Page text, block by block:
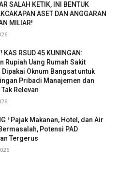
SALAH KETIK, INI BENTUK
ASET DAN ANGGARAN
MILIAR!
KAS RSUD 45 KUNINGAN:
Rupiah Uang Rumah Sakit
Dipakai Oknum Bangsat untuk
Pribadi Manajemen dan
Relevan
! Pajak Makanan, Hotel, dan Air
Potensi PAD
Tergerus